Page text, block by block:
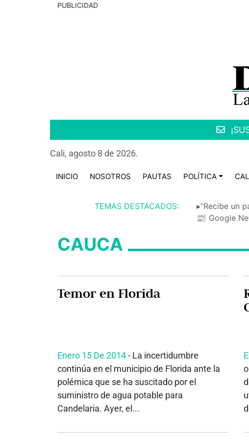
PUBLICIDAD
Cali, agosto 8 de 2026.
INICIO NOSOTROS PAUTAS POLÍTICA
TEMAS DESTACADOS: ▸“Recibe un
📰 Google
CAUCA
Temor en Florida
Enero 15 De 2014- La incertidumbre
continúa en el municipio de Florida ante la
polémica que se ha suscitado por el
suministro de agua potable para
Candelaria. Ayer, el...